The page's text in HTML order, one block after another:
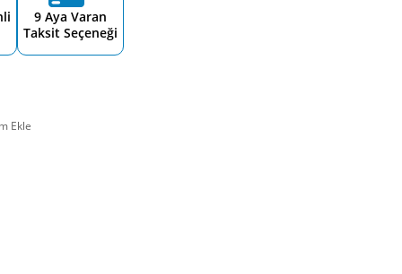
9 Aya Varan
Taksit Seçeneği
Ekle